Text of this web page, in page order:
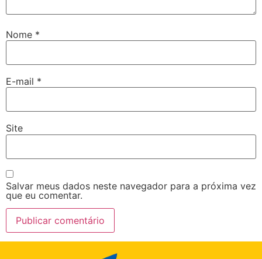
Nome *
E-mail *
Site
Salvar meus dados neste navegador para a próxima vez
que eu comentar.